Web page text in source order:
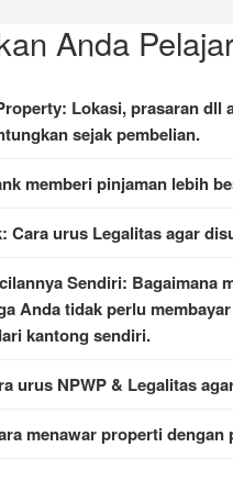
Anda
Lokasi, prasaran dll
sejak pembelian.
memberi pinjaman lebih
Cara urus Legalitas agar
Sendiri: Bagaimana
Anda tidak perlu
kantong sendiri.
urus NPWP & Legalitas
menawar properti